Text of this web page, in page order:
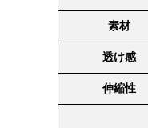
素材
透け感
伸縮性